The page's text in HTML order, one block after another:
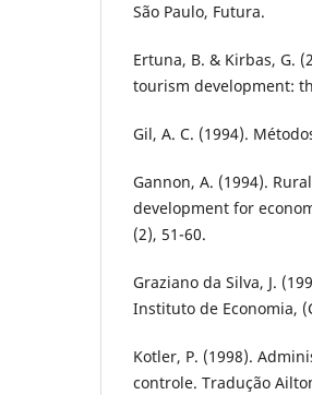
São Paulo, Futura.
Ertuna, B. & Kirbas, G.
tourism development:
Gil, A. C. (1994).
Gannon, A. (1994).
development for
(2), 51-60.
Graziano da Silva, J.
Instituto de Economia,
Kotler, P. (1998).
controle. Tradução